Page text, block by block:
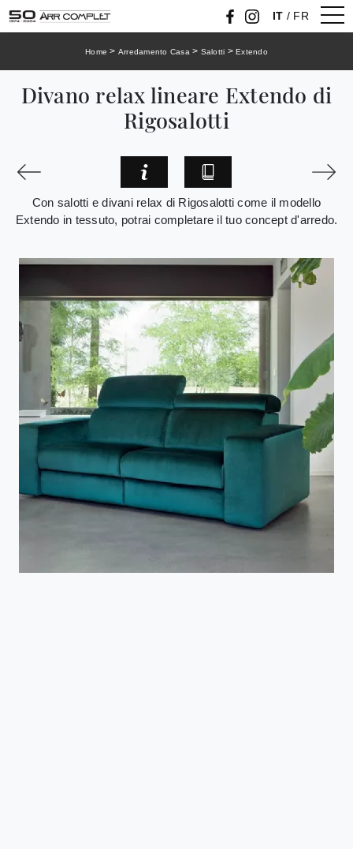
IT / FR
Home > Arredamento Casa> Salotti >Extendo
Divano relax lineare Extendo di
Rigosalotti
Con salotti e divani relax di Rigosalotti come il modello
Extendo in tessuto, potrai completare il tuo concept d'arredo.